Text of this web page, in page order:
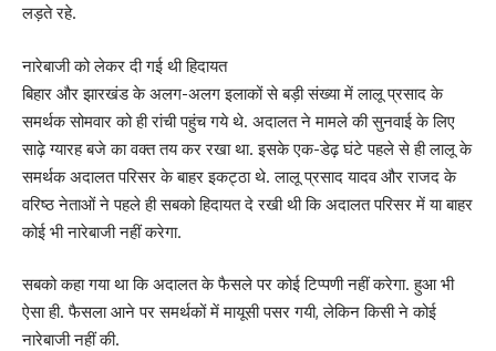
लड़ते रहे.
नारेबाजी को लेकर दी गई थी हिदायत
बिहार और झारखंड के अलग-अलग इलाकों से बड़ी संख्या में लालू प्रसाद के
समर्थक सोमवार को ही रांची पहुंच गये थे. अदालत ने मामले की सुनवाई के लिए
साढ़े ग्यारह बजे का वक्त तय कर रखा था. इसके एक-डेढ़ घंटे पहले से ही लालू के
समर्थक अदालत परिसर के बाहर इकट्ठा थे. लालू प्रसाद यादव और राजद के
वरिष्ठ नेताओं ने पहले ही सबको हिदायत दे रखी थी कि अदालत परिसर में या बाहर
कोई भी नारेबाजी नहीं करेगा.
सबको कहा गया था कि अदालत के फैसले पर कोई टिप्पणी नहीं करेगा. हुआ भी
ऐसा ही. फैसला आने पर समर्थकों में मायूसी पसर गयी, लेकिन किसी ने कोई
नारेबाजी नहीं की.